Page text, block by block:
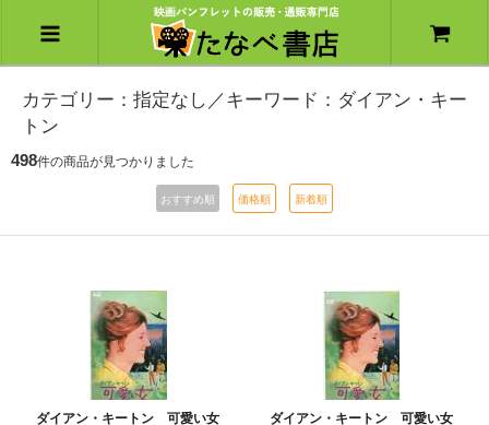
カテゴリー：指定なし／キーワード：ダイアン・キー
トン
498件の商品が見つかりました
おすすめ順 価格順 新着順
ダイアン・キートン 可愛い女
ダイアン・キートン 可愛い女